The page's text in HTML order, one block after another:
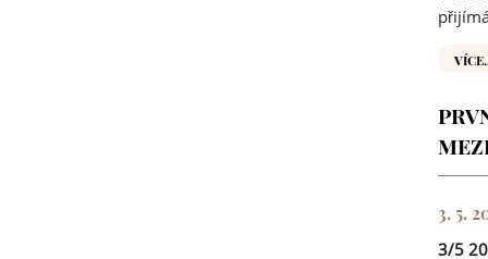
3. 5.
3/5